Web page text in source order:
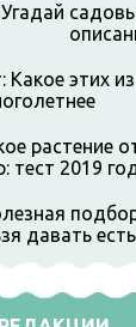
Угадай
Какое этих
растение
тест 2019
давать